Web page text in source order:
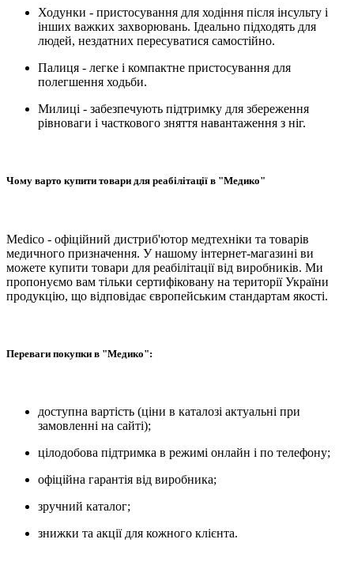
Ходунки - пристосування для ходіння після інсульту і
інших важких захворювань. Ідеально підходять для
людей, нездатних пересуватися самостійно.
Палиця - легке і компактне пристосування для
полегшення ходьби.
Милиці - забезпечують підтримку для збереження
рівноваги і часткового зняття навантаження з ніг.
Чому варто купити товари для реабілітації в "Медико"
Medico - офіційний дистриб'ютор медтехніки та товарів
медичного призначення. У нашому інтернет-магазині ви
можете купити товари для реабілітації від виробників. Ми
пропонуємо вам тільки сертифіковану на території України
продукцію, що відповідає європейським стандартам якості.
Переваги покупки в "Медико":
доступна вартість (ціни в каталозі актуальні при
замовленні на сайті);
цілодобова підтримка в режимі онлайн і по телефону;
офіційна гарантія від виробника;
зручний каталог;
знижки та акції для кожного клієнта.